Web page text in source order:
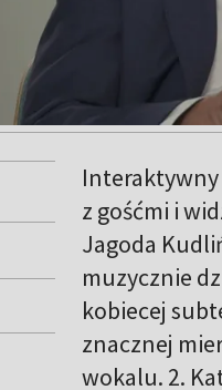
z gośćmi i
Jagoda
muzycznie
kobiecej
znacznej
wokalu. 2.